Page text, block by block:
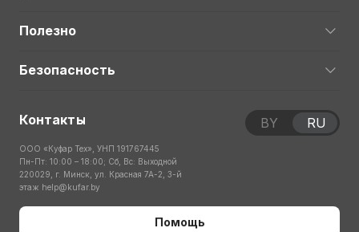
Полезно
Безопасность
Контакты
ООО «Куфар Тех», УНП 191767445
Пн-Пт: 10:00 – 18:00; Сб, Вс: Выходной
220029, г. Минск, ул. Красная 7А-2, 3-й
этаж help@kufar.by
Помощь
BY RU